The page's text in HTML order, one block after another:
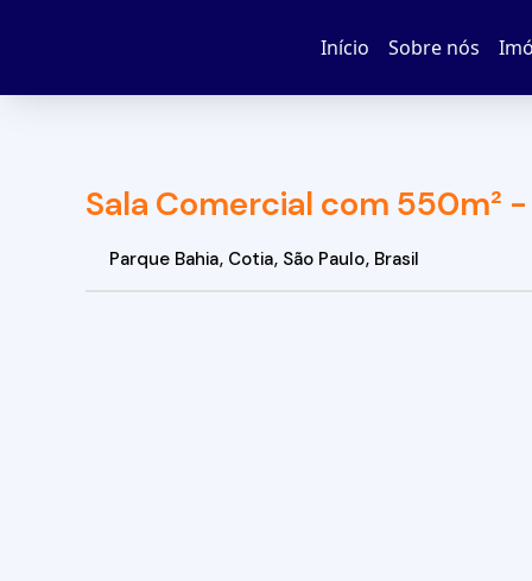
Sobre nós
Início
Sala Comercial com 550m²
Parque Bahia, Cotia, São Paulo, Brasil